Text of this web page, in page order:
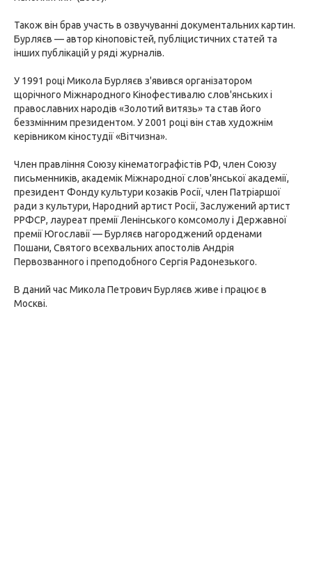
Також він брав участь в озвучуванні документальних картин.
Бурляєв — автор кіноповістей, публіцистичних статей та
інших публікацій у ряді журналів.
У 1991 році Микола Бурляєв з'явився організатором
щорічного Міжнародного Кінофестивалю слов'янських і
православних народів «Золотий витязь» та став його
беззмінним президентом. У 2001 році він став художнім
керівником кіностудії «Вітчизна».
Член правління Союзу кінематографістів РФ, член Союзу
письменників, академік Міжнародної слов'янської академії,
президент Фонду культури козаків Росії, член Патріаршої
ради з культури, Народний артист Росії, Заслужений артист
РРФСР, лауреат премії Ленінського комсомолу і Державної
премії Югославії — Бурляєв нагороджений орденами
Пошани, Святого всехвальних апостолів Андрія
Первозванного і преподобного Сергія Радонезького.
В даний час Микола Петрович Бурляєв живе і працює в
Москві.